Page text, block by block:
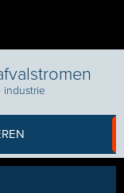
industrie